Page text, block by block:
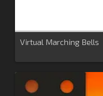
Virtual Marching Bells